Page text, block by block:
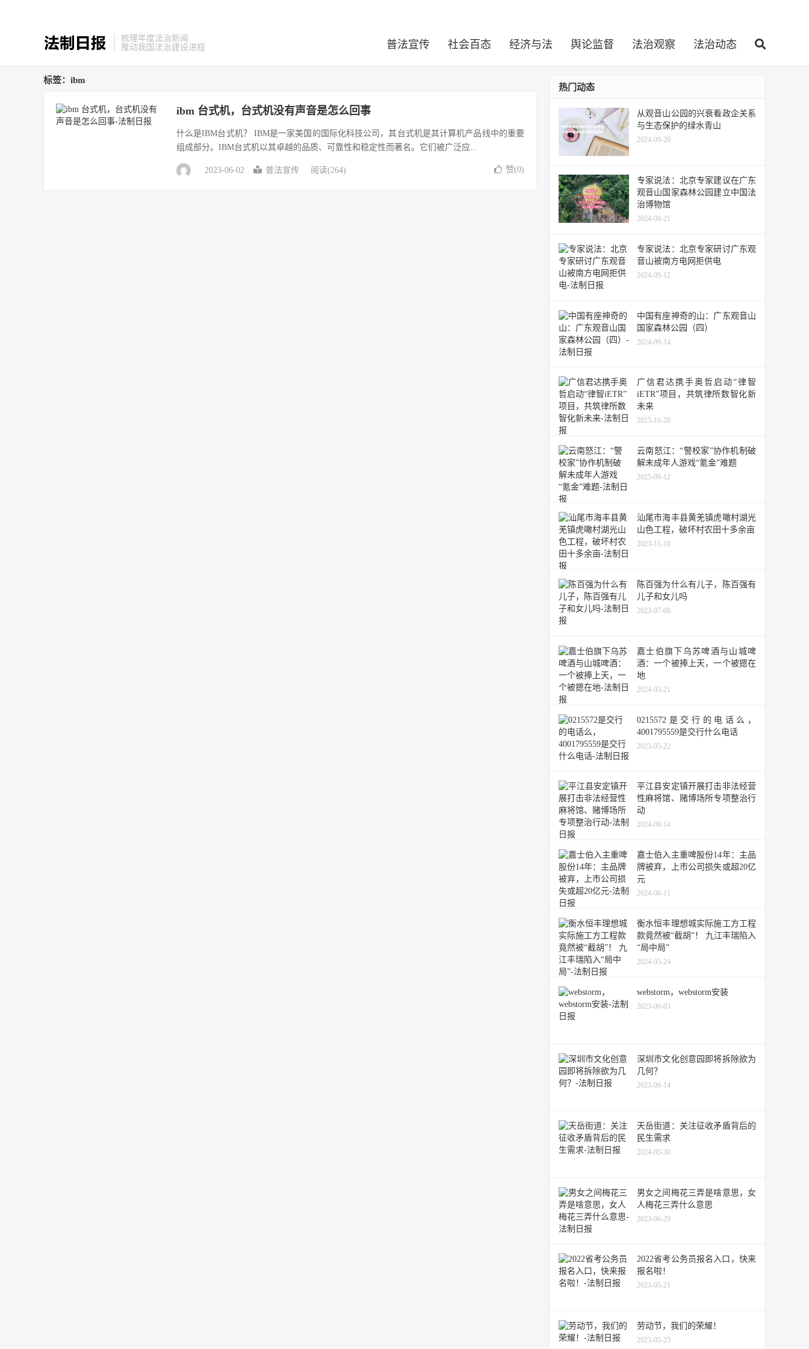
梳理年度法治新闻
推动我国法治建设进程
普法宣传 社会百态 经济与法 舆论监督 法治观察 法治动态
标签：ibm
ibm 台式机，台式机没有声音是怎么回事
什么是IBM台式机？ IBM是一家美国的国际化科技公司，其台式机是其计算机产品线中的重要
组成部分。IBM台式机以其卓越的品质、可靠性和稳定性而著名。它们被广泛应...
2023-06-02 普法宣传 阅读(264) 赞(0)
热门动态
从观音山公园的兴衰看政企关系
与生态保护的绿水青山
2024-09-20
专家说法：北京专家建议在广东
观音山国家森林公园建立中国法
治博物馆
2024-09-21
专家说法：北京专家研讨广东观
音山被南方电网拒供电
2024-09-12
中国有座神奇的山：广东观音山
国家森林公园（四）
2024-09-14
广信君达携手奥哲启动“律智
iETR”项目，共筑律所数智化新
未来
2025-10-28
云南怒江：“警校家”协作机制破
解未成年人游戏“氪金”难题
2025-09-12
汕尾市海丰县黄羌镇虎噉村湖光
山色工程，破坏村农田十多余亩
2023-11-10
陈百强为什么有儿子，陈百强有
儿子和女儿吗
2023-07-08
嘉士伯旗下乌苏啤酒与山城啤
酒：一个被捧上天，一个被摁在
地
2024-03-21
0215572是交行的电话么，
4001795559是交行什么电话
2023-05-22
平江县安定镇开展打击非法经营
性麻将馆、赌博场所专项整治行
动
2024-09-14
嘉士伯入主重啤股份14年：主品
牌被弃，上市公司损失或超20亿
元
2024-08-11
衡水恒丰理想城实际施工方工程
款竟然被“截胡”！ 九江丰瑞陷入
“局中局”
2024-05-24
webstorm，webstorm安装
2023-06-03
深圳市文化创意园即将拆除欲为
几何？
2023-09-14
天岳街道：关注征收矛盾背后的
民生需求
2024-05-30
男女之间梅花三弄是啥意思，女
人梅花三弄什么意思
2023-06-29
2022省考公务员报名入口，快来
报名啦！
2023-05-21
劳动节，我们的荣耀！
2023-05-23